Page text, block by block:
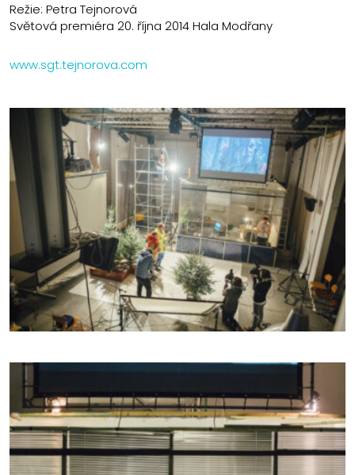
Režie: Petra Tejnorová
Světová premiéra 20. října 2014 Hala Modřany
www.sgt.tejnorova.com